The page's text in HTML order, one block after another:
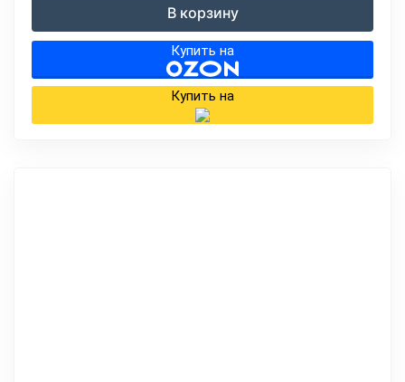
В корзину
Купить на
Купить на